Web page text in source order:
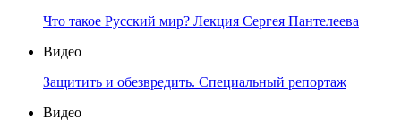
Что такое Русский мир? Лекция Сергея Пантелеева
Видео
Защитить и обезвредить. Специальный репортаж
Видео